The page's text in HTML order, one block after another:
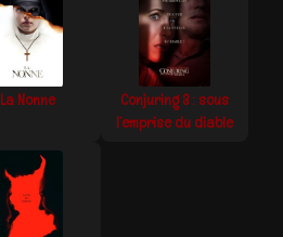
La Nonne
Conjuring 3 : sous
l’emprise du diable